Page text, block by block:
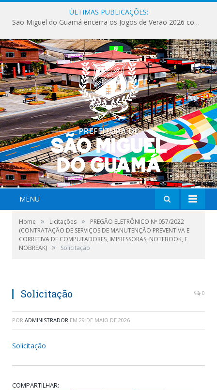
ÚLTIMAS PUBLICAÇÕES:
São Miguel do Guamá encerra os Jogos de Verão 2026 com sucesso de público e competições.
MENU
Home » Licitações »
PREGÃO ELETRÔNICO Nº 057/2022
(CONTRATAÇÃO DE SERVIÇOS DE MANUTENÇÃO PREVENTIVA E
CORRETIVA DE COMPUTADORES, IMPRESSORAS, NOTEBOOK, E
NOBREAK) » Solicitação
Solicitação 0
POR ADMINISTRADOR EM 29 DE MAIO DE 2026
Solicitação
COMPARTILHAR: